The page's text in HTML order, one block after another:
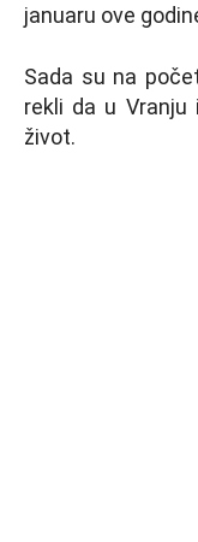
januaru ove
Sada su na
rekli da u Vranju
život.